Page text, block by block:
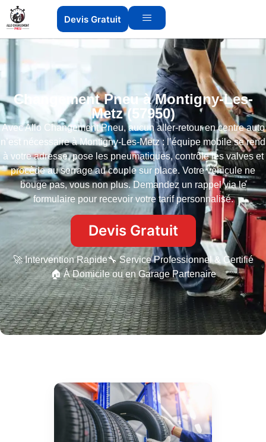
Devis Gratuit
Changement Pneu à Montigny-Les-
Metz (57950)
Avec Allo Changement Pneu, aucun aller-retour en centre auto
n’est nécessaire à Montigny-Les-Metz : l’équipe mobile se rend
à votre adresse, pose les pneumatiques, contrôle les valves et
procède au serrage au couple sur place. Votre véhicule ne
bouge pas, vous non plus. Demandez un rappel via le
formulaire pour recevoir votre tarif personnalisé.
Devis Gratuit
🚀 Intervention Rapide🔧 Service Professionnel & Certifié
🏠 À Domicile ou en Garage Partenaire